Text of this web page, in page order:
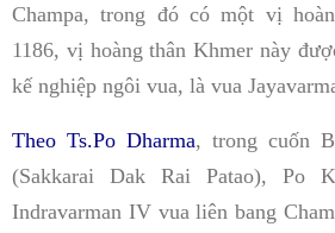
Champa, trong đó có một vị
1186, vị hoàng thân Khmer này
kế nghiệp ngôi vua, là vua
Theo Ts.Po Dharma, trong cuốn
(Sakkarai Dak Rai Patao), Po
Indravarman IV vua liên bang